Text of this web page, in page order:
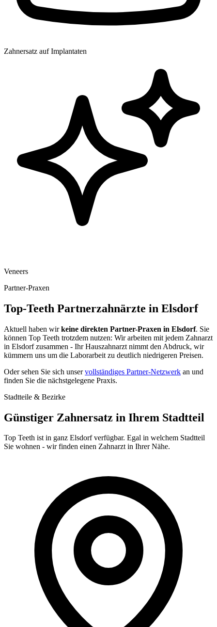
Zahnersatz auf Implantaten
Veneers
Partner-Praxen
Top-Teeth Partnerzahnärzte in Elsdorf
Aktuell haben wirkeine direkten Partner-Praxen in Elsdorf. Sie
können Top Teeth trotzdem nutzen: Wir arbeiten mit jedem Zahnarzt
in Elsdorfzusammen - Ihr Hauszahnarzt nimmt den Abdruck, wir
kümmern uns um die Laborarbeit zu deutlich niedrigeren Preisen.
Oder sehen Sie sich unservollständiges Partner-Netzwerk an und
finden Sie die nächstgelegene Praxis.
Stadtteile & Bezirke
Günstiger Zahnersatz in Ihrem Stadtteil
Top Teeth ist in ganz Elsdorfverfügbar. Egal in welchem Stadtteil
Sie wohnen - wir finden einen Zahnarzt in Ihrer Nähe.